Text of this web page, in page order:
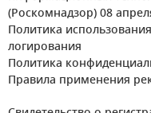
(Роскомнадзор) 08
Политика
логирования
Политика
Правила применения